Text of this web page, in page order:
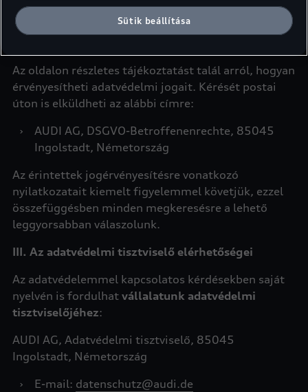
használja a következő elérhetőséget:
Az oldalon részletes tájékoztatást talál arról, hogyan
érvényesítheti adatvédelmi jogait. Kérését postai
úton is elküldheti az alábbi címre:
›
AUDI AG, DSGVO-Betroffenenrechte, 85045
Ingolstadt, Németország
Az érintettek jogérvényesítésre vonatkozó
nyilatkozatait kiemelt figyelemmel követjük, ezzel
összefüggésben minden megkeresésre a lehető
leggyorsabban válaszolunk.
III. Az adatvédelmi tisztviselő elérhetőségei
Az adatvédelemmel kapcsolatos kérdésekben saját
nyelvén is fordulhat vállalatunk adatvédelmi
tisztviselőjéhez:
AUDI AG, Adatvédelmi tisztviselő, 85045
Ingolstadt, Németország
›
E-mail: datenschutz@audi.de
Sütik beállítása